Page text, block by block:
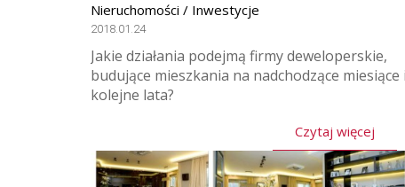
Nieruchomości / Inwestycje
2018.01.24
Jakie działania podejmą firmy deweloperskie,
budujące mieszkania na nadchodzące miesiące i
kolejne lata?
Czytaj więcej